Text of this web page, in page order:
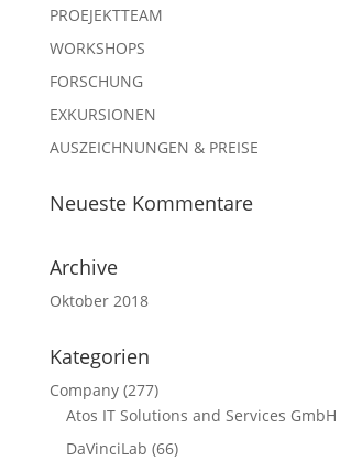
PROEJEKTTEAM
WORKSHOPS
FORSCHUNG
EXKURSIONEN
AUSZEICHNUNGEN & PREISE
Neueste Kommentare
Archive
Oktober 2018
Kategorien
Company(277)
Atos IT Solutions and Services GmbH
DaVinciLab (66)